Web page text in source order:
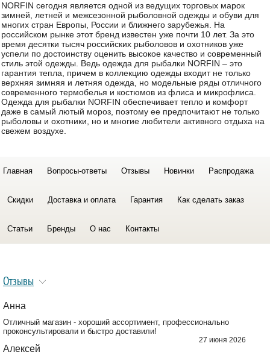
NORFIN сегодня является одной из ведущих торговых марок
зимней, летней и межсезонной рыболовной одежды и обуви для
многих стран Европы, России и ближнего зарубежья. На
российском рынке этот бренд известен уже почти 10 лет. За это
время десятки тысяч российских рыболовов и охотников уже
успели по достоинству оценить высокое качество и современный
стиль этой одежды. Ведь одежда для рыбалки NORFIN – это
гарантия тепла, причем в коллекцию одежды входит не только
верхняя зимняя и летняя одежда, но модельные ряды отличного
современного термобелья и костюмов из флиса и микрофлиса.
Одежда для рыбалки NORFIN обеспечивает тепло и комфорт
даже в самый лютый мороз, поэтому ее предпочитают не только
рыболовы и охотники, но и многие любители активного отдыха на
свежем воздухе.
Главная Вопросы-ответы Отзывы Новинки Распродажа
Скидки Доставка и оплата Гарантия Как сделать заказ
Статьи Бренды О нас Контакты
Отзывы
Анна
Отличный магазин - хороший ассортимент, профессионально
проконсультировали и быстро доставили!
27 июня 2026
Алексей